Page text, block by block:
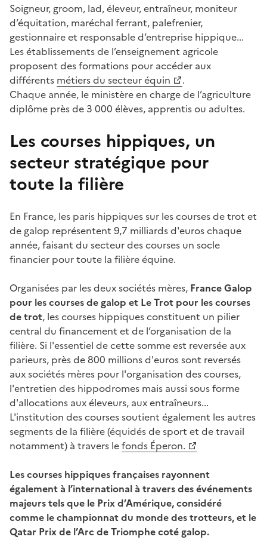
Soigneur, groom, lad, éleveur, entraîneur, moniteur
d’équitation, maréchal ferrant, palefrenier,
gestionnaire et responsable d’entreprise hippique...
Les établissements de l’enseignement agricole
proposent des formations pour accéder aux
différents métiers du secteur équin
.
Chaque année, le ministère en charge de l’agriculture
diplôme près de 3 000 élèves, apprentis ou adultes.
Les courses hippiques, un
secteur stratégique pour
toute la filière
En France, les paris hippiques sur les courses de trot et
de galop représentent 9,7 milliards d'euros chaque
année, faisant du secteur des courses un socle
financier pour toute la filière équine.
Organisées par les deux sociétés mères, France Galop
pour les courses de galop et Le Trot pour les courses
de trot, les courses hippiques constituent un pilier
central du financement et de l’organisation de la
filière. Si l'essentiel de cette somme est reversée aux
parieurs, près de 800 millions d'euros sont reversés
aux sociétés mères pour l'organisation des courses,
l'entretien des hippodromes mais aussi sous forme
d'allocations aux éleveurs, aux entraîneurs...
L'institution des courses soutient également les autres
segments de la filière (équidés de sport et de travail
notamment) à travers lefonds Éperon.
Les courses hippiques françaises rayonnent
également à l’international à travers des événements
majeurs tels que le Prix d’Amérique, considéré
comme le championnat du monde des trotteurs, et le
Qatar Prix de l’Arc de Triomphe coté galop.